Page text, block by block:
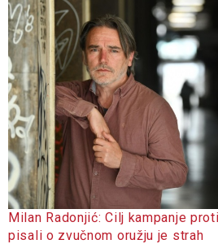
Milan Radonjić: Cilj kampanje
pisali o zvučnom oružju je strah